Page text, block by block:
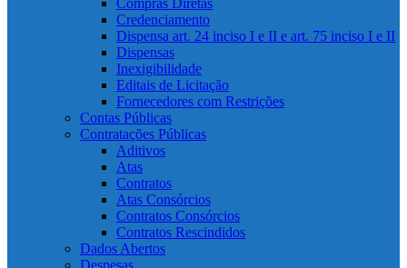
Compras Diretas
Credenciamento
Dispensa art. 24 inciso I e II e art. 75 inciso I e II
Dispensas
Inexigibilidade
Editais de Licitação
Fornecedores com Restrições
Contas Públicas
Contratações Públicas
Aditivos
Atas
Contratos
Atas Consórcios
Contratos Consórcios
Contratos Rescindidos
Dados Abertos